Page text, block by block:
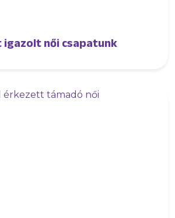
igazolt női csapatunk